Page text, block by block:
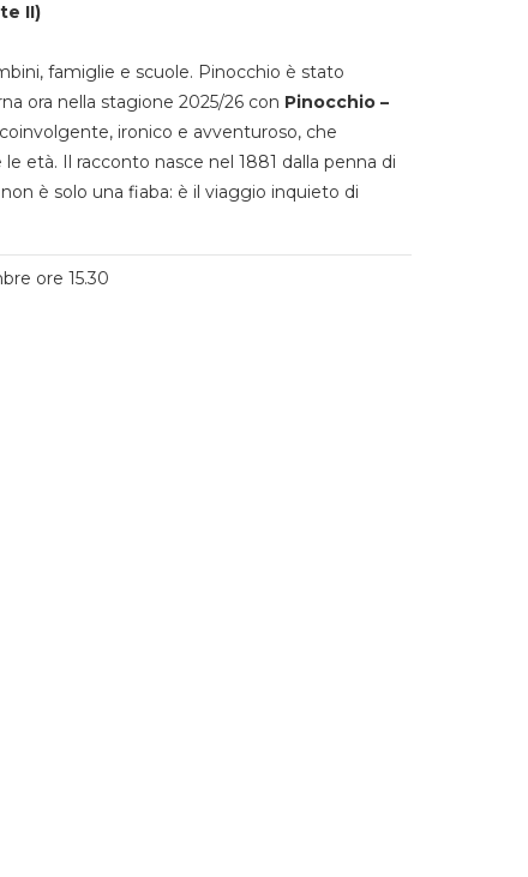
II)
famiglie e scuole. Pinocchio è stato
ora nella stagione 2025/26 con Pinocchio –
ironico e avventuroso, che
età. Il racconto nasce nel 1881 dalla penna di
è solo una fiaba: è il viaggio inquieto di
ore 15.30